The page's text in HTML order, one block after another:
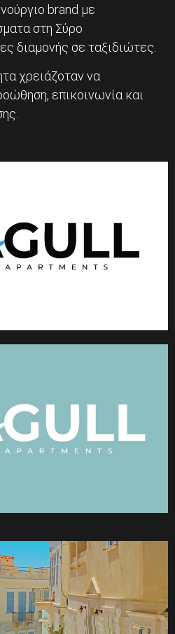
brand με
στη Σύρο
διαμονής σε ταξιδιώτες.
χρειάζοταν να
επικοινωνία και